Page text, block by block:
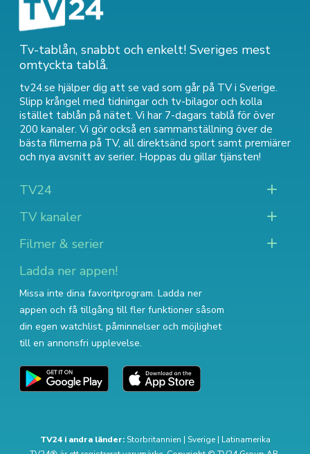
Tv-tablån, snabbt och enkelt! Sveriges mest
omtyckta tablå.
tv24.se hjälper dig att se vad som går på TV i Sverige.
Slipp krångel med tidningar och tv-bilagor och kolla
istället tablån på nätet. Vi har 7-dagars tablå för över
200 kanaler. Vi gör också en sammanställning över de
bästa filmerna på TV, all direktsänd sport samt premiärer
och nya avsnitt av serier. Hoppas du gillar tjänsten!
TV24
TV kanaler
Filmer & serier
Ladda ner appen!
Missa inte dina favoritprogram. Ladda ner
appen och få tillgång till fler funktioner såsom
din egen watchlist, påminnelser och möjlighet
till en annonsfri upplevelse.
TV24 i andra länder: Storbritannien | Sverige| Latinamerika